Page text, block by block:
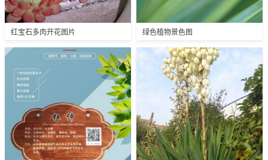
红宝石多肉开花图片 绿色植物景色图